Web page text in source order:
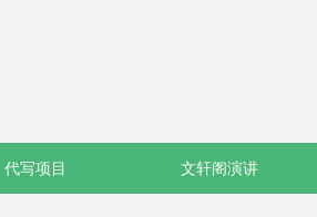
代写项目 文轩阁演讲